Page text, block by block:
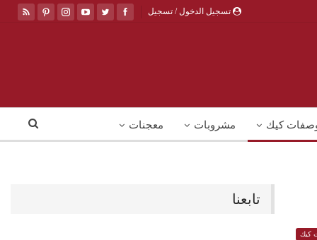
تسجيل الدخول / تسجيل
كيك مشروبات معجنات
كيك
تابعنا